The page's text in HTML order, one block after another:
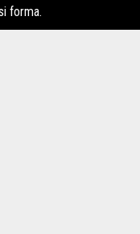
forma.